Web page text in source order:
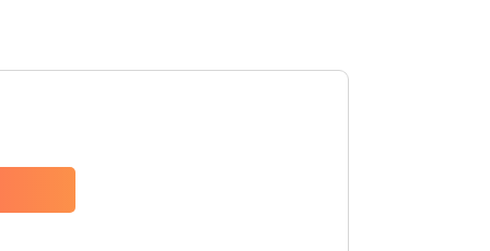
Заказать